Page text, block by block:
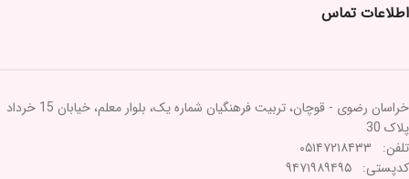
اطلاعات تماس
خراسان رضوی - قوچان، تربیت فرهنگیان شماره یک، بلوار معلم، خیابان 15 خرداد
پلاک 30
تلفن: ۰۵۱۴۷۲۱۸۴۳۳
کدپستی: ۹۴۷۱۹۸۹۴۹۵